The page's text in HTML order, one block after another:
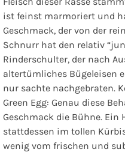
ist feinst marmoriert und
Geschmack, der von der
Schnurr hat den relativ
Rinderschulter, der nach
altertümliches Bügeleisen
nur sachte nachgebraten.
Green Egg: Genau diese
Geschmack die Bühne. Ein
stattdessen im tollen
wenig vom frischen und